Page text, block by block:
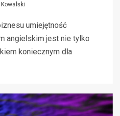
Kowalski
umiejętność
angielskim jest nie tylko
koniecznym dla